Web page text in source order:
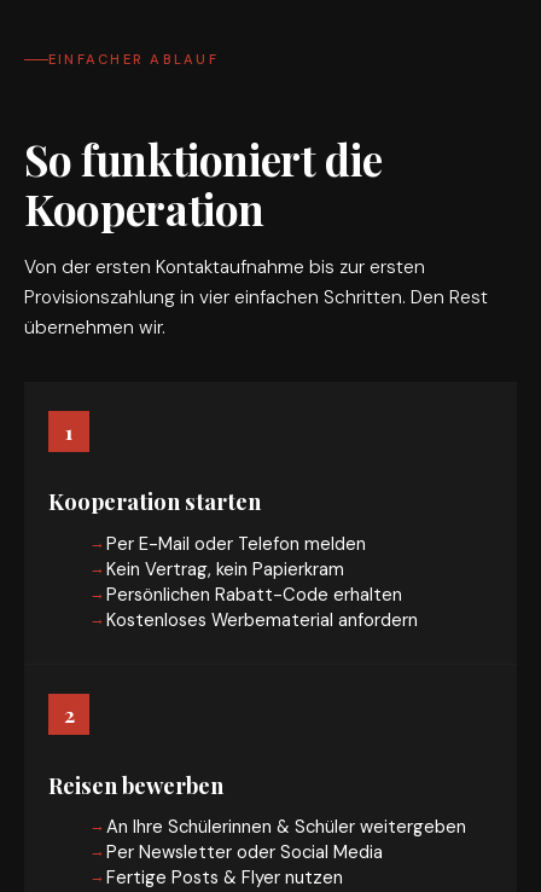
EINFACHER ABLAUF
So funktioniert die
Kooperation
Von der ersten Kontaktaufnahme bis zur ersten
Provisionszahlung in vier einfachen Schritten. Den Rest
übernehmen wir.
1
Kooperation starten
Per E-Mail oder Telefon melden
Kein Vertrag, kein Papierkram
Persönlichen Rabatt-Code erhalten
Kostenloses Werbematerial anfordern
2
Reisen bewerben
An Ihre Schülerinnen & Schüler weitergeben
Per Newsletter oder Social Media
Fertige Posts & Flyer nutzen